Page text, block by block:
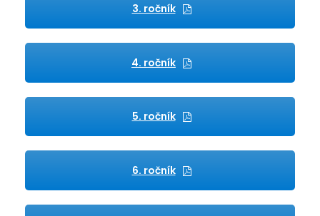
3. ročník
4. ročník
5. ročník
6. ročník